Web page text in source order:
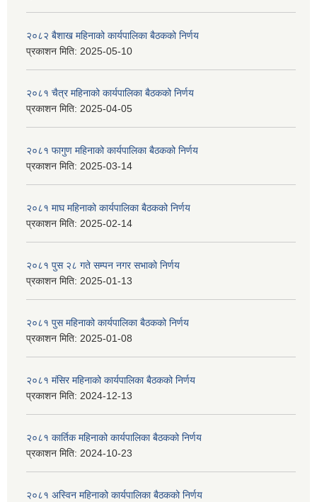
२०८२ बैशाख महिनाको कार्यपालिका बैठकको निर्णय
प्रकाशन मिति: 2025-05-10
२०८१ चैत्र महिनाको कार्यपालिका बैठकको निर्णय
प्रकाशन मिति: 2025-04-05
२०८१ फागुण महिनाको कार्यपालिका बैठकको निर्णय
प्रकाशन मिति: 2025-03-14
२०८१ माघ महिनाको कार्यपालिका बैठकको निर्णय
प्रकाशन मिति: 2025-02-14
२०८१ पुस २८ गते सम्प‍न नगर सभाको निर्णय
प्रकाशन मिति: 2025-01-13
२०८१ पुस महिनाको कार्यपालिका बैठकको निर्णय
प्रकाशन मिति: 2025-01-08
२०८१ मंसिर महिनाको कार्यपालिका बैठकको निर्णय
प्रकाशन मिति: 2024-12-13
२०८१ कार्तिक महिनाको कार्यपालिका बैठकको निर्णय
प्रकाशन मिति: 2024-10-23
२०८१ अस्विन महिनाको कार्यपालिका बैठकको निर्णय